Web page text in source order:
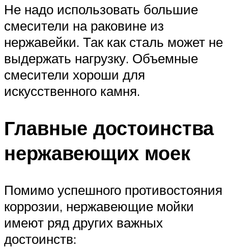
Не надо использовать большие
смесители на раковине из
нержавейки. Так как сталь может не
выдержать нагрузку. Объемные
смесители хороши для
искусственного камня.
Главные достоинства
нержавеющих моек
Помимо успешного противостояния
коррозии, нержавеющие мойки
имеют ряд других важных
достоинств: